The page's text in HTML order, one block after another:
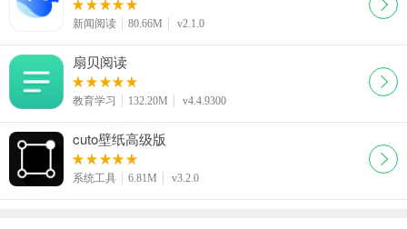
新闻阅读 80.66M v2.1.0
扇贝阅读
教育学习 132.20M v4.4.9300
cuto壁纸高级版
系统工具 6.81M v3.2.0